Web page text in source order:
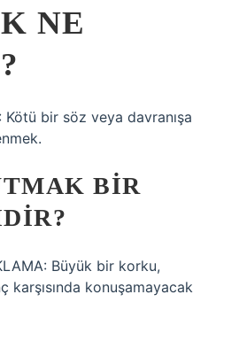
NE
Kötü bir söz veya davranışa
BIR
Büyük bir korku,
karşısında konuşamayacak